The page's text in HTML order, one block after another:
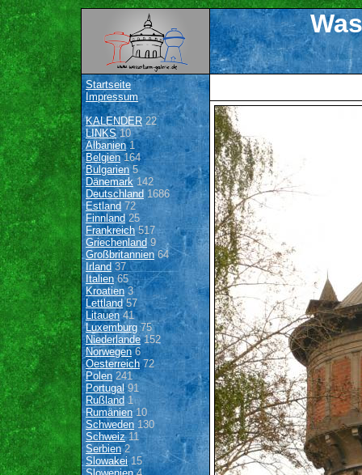
Startseite
Impressum
KALENDER22
LINKS10
Albanien1
Belgien164
Bulgarien 5
Dänemark142
Deutschland 1686
Estland 72
Finnland 25
Frankreich517
Griechenland9
Großbritannien64
Irland 37
Italien65
Kroatien3
Lettland57
Litauen41
Luxemburg 75
Niederlande152
Norwegen6
Oesterreich72
Polen 241
Portugal91
Rußland 1
Rumänien10
Schweden 130
Schweiz11
Serbien2
Slowakei15